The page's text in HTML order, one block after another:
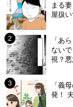
まる
屋扱い
「あ
ない
視？
「義
発！